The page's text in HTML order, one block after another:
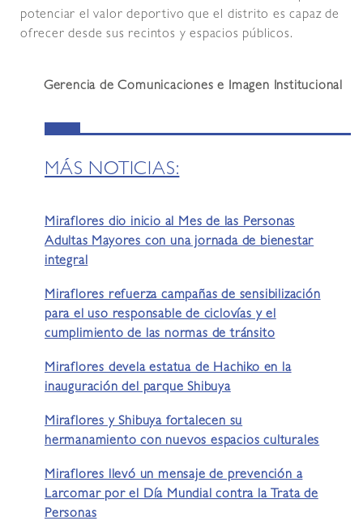
potenciar el valor deportivo que el distrito es capaz de
ofrecer desde sus recintos y espacios públicos.
Gerencia de Comunicaciones e Imagen Institucional
MÁS NOTICIAS:
Miraflores dio inicio al Mes de las Personas
Adultas Mayores con una jornada de bienestar
integral
Miraflores refuerza campañas de sensibilización
para el uso responsable de ciclovías y el
cumplimiento de las normas de tránsito
Miraflores devela estatua de Hachiko en la
inauguración del parque Shibuya
Miraflores y Shibuya fortalecen su
hermanamiento con nuevos espacios culturales
Miraflores llevó un mensaje de prevención a
Larcomar por el Día Mundial contra la Trata de
Personas